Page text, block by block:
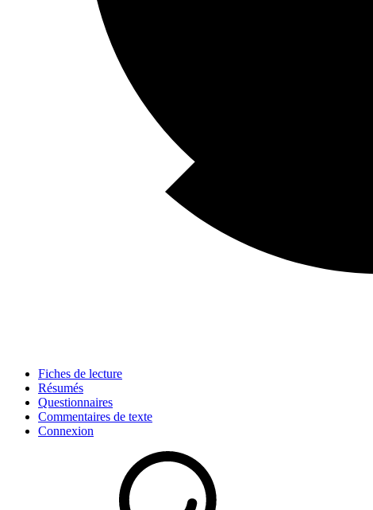
Fiches de lecture
Résumés
Questionnaires
Commentaires de texte
Connexion